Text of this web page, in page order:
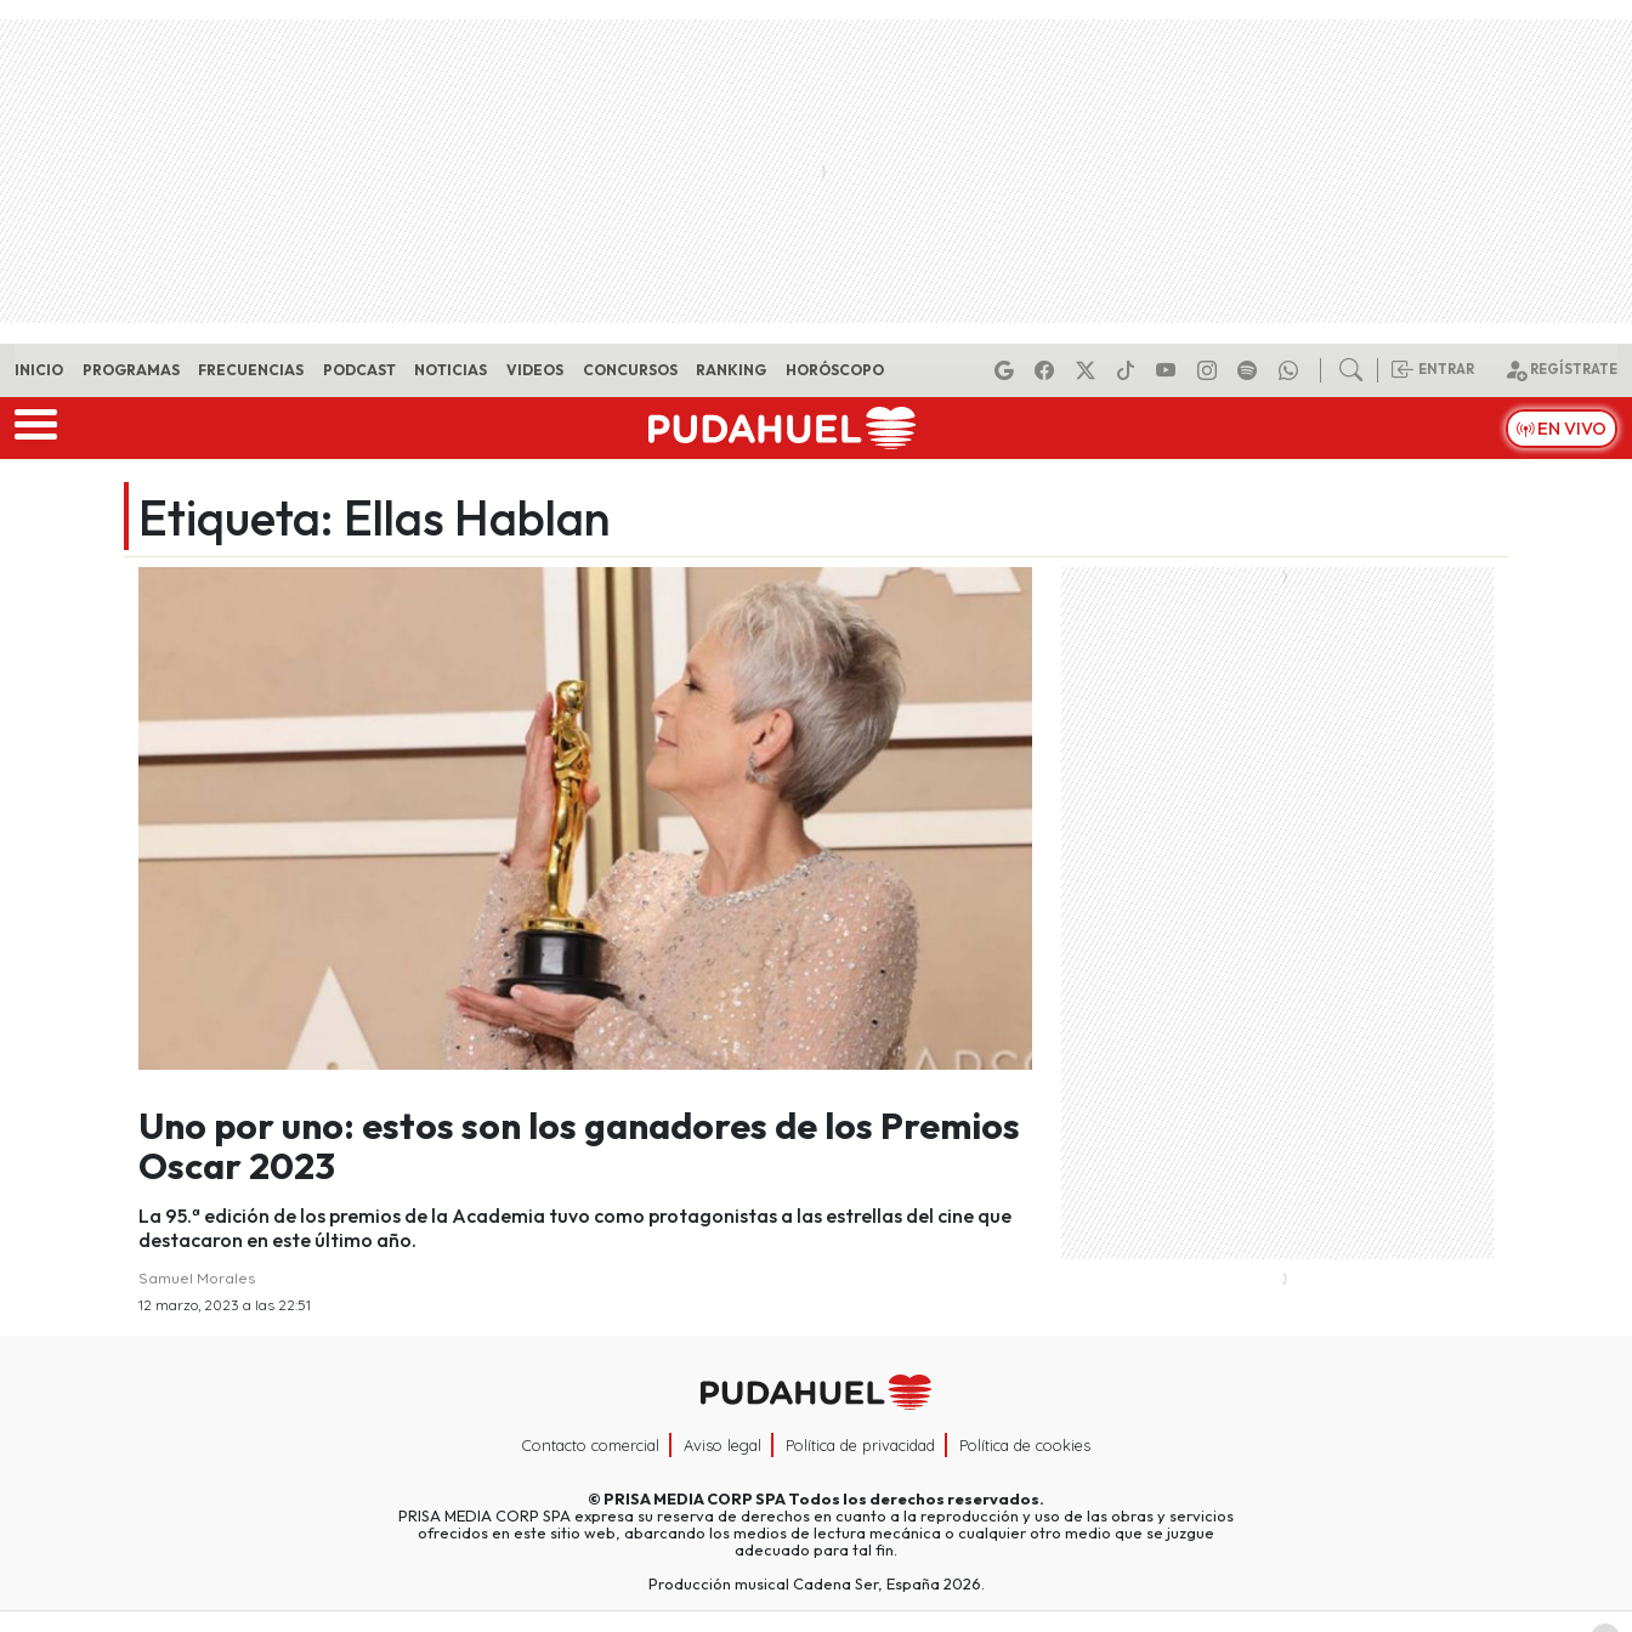
Skip to main content
INICIO PROGRAMAS FRECUENCIAS PODCAST NOTICIAS VIDEOS CONCURSOS RANKING HORÓSCOPO ENTRAR REGÍSTRATE
EN VIVO
Etiqueta: Ellas Hablan
Uno por uno: estos son los ganadores de los Premios
Oscar 2023
La 95.ª edición de los premios de la Academia tuvo como protagonistas a las estrellas del cine que
destacaron en este último año.
Samuel Morales
12 marzo, 2023 a las 22:51
Contacto comercial Aviso legal Política de privacidad Política de cookies
© PRISA MEDIA CORP SPATodos los derechos reservados.
PRISA MEDIA CORP SPA expresa su reserva de derechos en cuanto a la reproducción y uso de las obras y servicios
ofrecidos en este sitio web, abarcando los medios de lectura mecánica o cualquier otro medio que se juzgue
adecuado para tal fin.
Producción musical Cadena Ser, España 2026.